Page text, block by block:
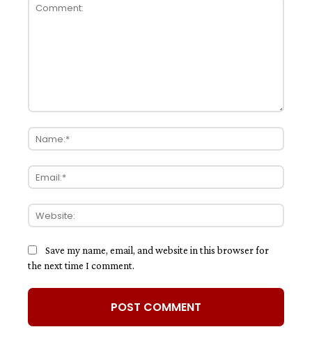
Save my name, email, and website in this browser for
the next time I comment.